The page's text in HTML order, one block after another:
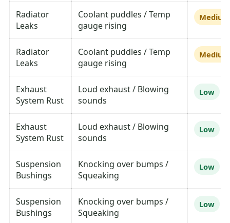
Radiator
Leaks
Coolant puddles / Temp
gauge rising
Medium
Radiator
Leaks
Coolant puddles / Temp
gauge rising
Medium
Exhaust
System Rust
Loud exhaust / Blowing
sounds
Low
Exhaust
System Rust
Loud exhaust / Blowing
sounds
Low
Suspension
Bushings
Knocking over bumps /
Squeaking
Low
Suspension
Bushings
Knocking over bumps /
Squeaking
Low